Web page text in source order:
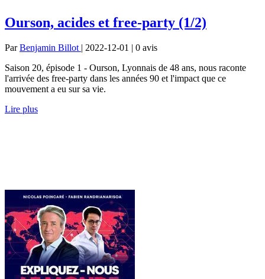
Ourson, acides et free-party (1/2)
ParBenjamin Billot | 2022-12-01 | 0 avis
Saison 20, épisode 1 - Ourson, Lyonnais de 48 ans, nous raconte
l'arrivée des free-party dans les années 90 et l'impact que ce
mouvement a eu sur sa vie.
Lire plus